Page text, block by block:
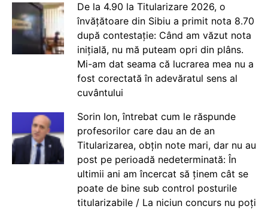
De la 4.90 la Titularizare 2026, o
învățătoare din Sibiu a primit nota 8.70
după contestație: Când am văzut nota
inițială, nu mă puteam opri din plâns.
Mi-am dat seama că lucrarea mea nu a
fost corectată în adevăratul sens al
cuvântului
Sorin Ion, întrebat cum le răspunde
profesorilor care dau an de an
Titularizarea, obțin note mari, dar nu au
post pe perioadă nedeterminată: În
ultimii ani am încercat să ținem cât se
poate de bine sub control posturile
titularizabile / La niciun concurs nu poți